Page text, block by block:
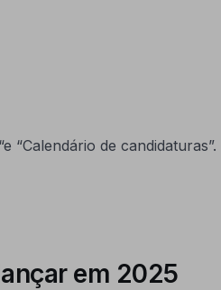
“Calendário de candidaturas”.
em 2025